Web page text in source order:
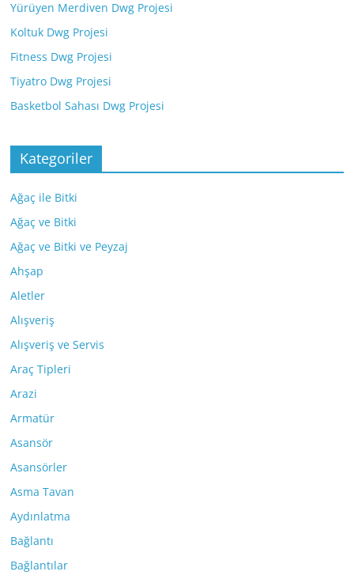
Yürüyen Merdiven Dwg Projesi
Koltuk Dwg Projesi
Fitness Dwg Projesi
Tiyatro Dwg Projesi
Basketbol Sahası Dwg Projesi
Kategoriler
Ağaç ile Bitki
Ağaç ve Bitki
Ağaç ve Bitki ve Peyzaj
Ahşap
Aletler
Alışveriş
Alışveriş ve Servis
Araç Tipleri
Arazi
Armatür
Asansör
Asansörler
Asma Tavan
Aydınlatma
Bağlantı
Bağlantılar